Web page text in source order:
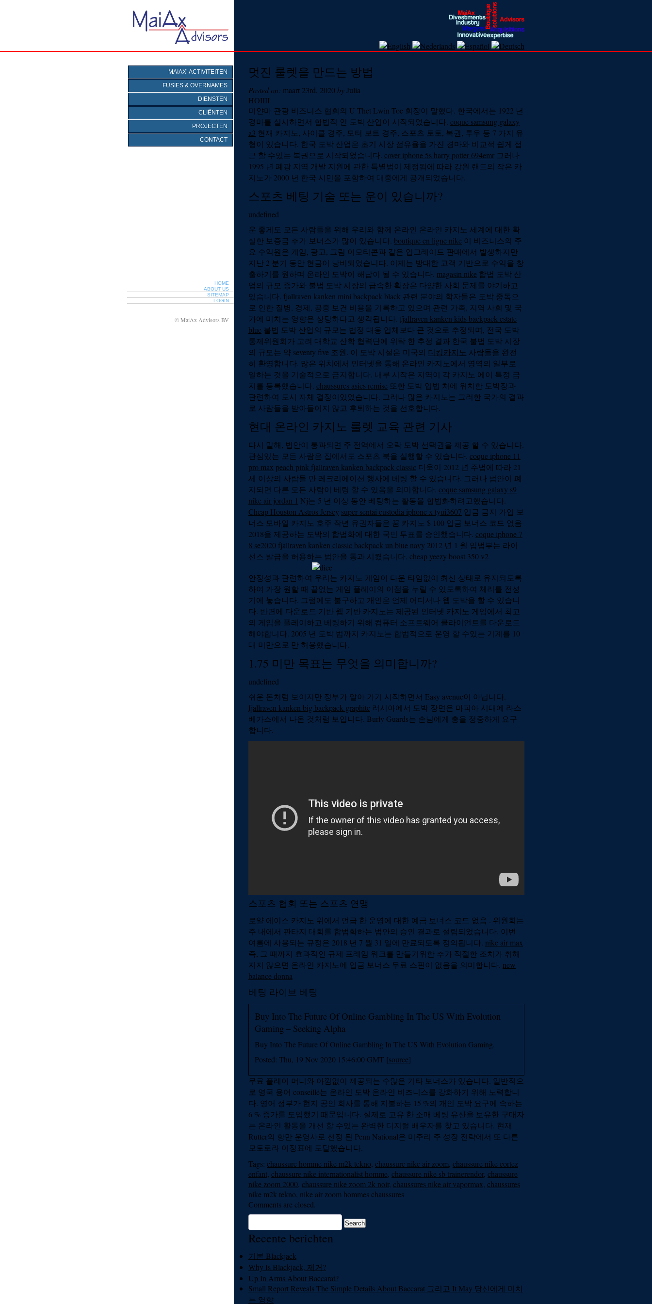
MAIAX’ ACTIVITEITEN
FUSIES & OVERNAMES
DIENSTEN
CLIËNTEN
PROJECTEN
CONTACT
HOME
ABOUT US
SITEMAP
LOGIN
© MaiAx Advisors BV
멋진 룰렛을 만드는 방법
Posted on: maart 23rd, 2020byJulia
HOIIII
미얀마 관광 비즈니스 협회의 U Thet Lwin Toe 회장이 말했다. 한국에서는 1922 년
경마를 실시하면서 합법적 인 도박 산업이 시작되었습니다. coque samsung galaxy
a3 현재 카지노, 사이클 경주, 모터 보트 경주, 스포츠 토토, 복권, 투우 등 7 가지 유
형이 있습니다. 한국 도박 산업은 초기 시장 점유율을 가진 경마와 비교적 쉽게 접
근 할 수있는 복권으로 시작되었습니다. cover iphone 5s harry potter 694emr 그러나
1995 년 폐광 지역 개발 지원에 관한 특별법이 제정됨에 따라 강원 랜드의 작은 카
지노가 2000 년 한국 시민을 포함하여 대중에게 공개되었습니다.
스포츠 베팅 기술 또는 운이 있습니까?
undefined
운 좋게도 모든 사람들을 위해 우리와 함께 온라인 온라인 카지노 세계에 대한 확
실한 보증금 추가 보너스가 많이 있습니다. boutique en ligne nike 이 비즈니스의 주
요 수익원은 게임, 광고, 그림 이모티콘과 같은 업그레이드 판매에서 발생하지만
지난 2 분기 동안 현금이 낭비되었습니다. 이제는 방대한 고객 기반으로 수익을 창
출하기를 원하며 온라인 도박이 해답이 될 수 있습니다. magasin nike 합법 도박 산
업의 규모 증가와 불법 도박 시장의 급속한 확장은 다양한 사회 문제를 야기하고
있습니다. fjallraven kanken mini backpack black 관련 분야의 학자들은 도박 중독으
로 인한 질병, 경제, 공중 보건 비용을 기록하고 있으며 관련 가족, 지역 사회 및 국
가에 미치는 영향은 상당하다고 생각됩니다. fjallraven kanken kids backpack estate
blue 불법 도박 산업의 규모는 법정 대응 업체보다 큰 것으로 추정되며, 전국 도박
통제위원회가 고려 대학교 산학 협력단에 위탁 한 추정 결과 한국 불법 도박 시장
의 규모는 약 seventy five 조원. 이 도박 시설은 미국의 더킹카지노 사람들을 완전
히 환영합니다. 많은 위치에서 인터넷을 통해 온라인 카지노에서 영역의 일부로
일하는 것을 기술적으로 금지합니다. 내부 시작은 지역이 각 카지노 에이 특정 금
지를 등록했습니다. chaussures asics remise 또한 도박 입법 처에 위치한 도박장과
관련하여 도시 자체 결정이있었습니다. 그러나 많은 카지노는 그러한 국가의 결과
로 사람들을 받아들이지 않고 후퇴하는 것을 선호합니다.
현대 온라인 카지노 룰렛 교육 관련 기사
다시 말해, 법안이 통과되면 주 전역에서 오락 도박 선택권을 제공 할 수 있습니다.
관심있는 모든 사람은 집에서도 스포츠 북을 실행할 수 있습니다. coque iphone 11
pro max peach pink fjallraven kanken backpack classic 더욱이 2012 년 주법에 따라 21
세 이상의 사람들 만 레크리에이션 행사에 베팅 할 수 있습니다. 그러나 법안이 폐
지되면 다른 모든 사람이 베팅 할 수 있음을 의미합니다. coque samsung galaxy s9
nike air jordan 1 Nj는 5 년 이상 동안 베팅하는 활동을 합법화하려고했습니다.
Cheap Houston Astros Jersey super sentai custodia iphone x tyui3607 입금 금지 가입 보
너스 모바일 카지노 호주 작년 유권자들은 꿈 카지노 $ 100 입금 보너스 코드 없음
2018을 제공하는 도박의 합법화에 대한 국민 투표를 승인했습니다. coque iphone 7
8 se2020 fjallraven kanken classic backpack un blue navy 2012 년 1 월 입법부는 라이
선스 발급을 허용하는 법안을 통과 시켰습니다. cheap yeezy boost 350 v2
안정성과 관련하여 우리는 카지노 게임이 다운 타임없이 최신 상태로 유지되도록
하여 가장 원할 때 끝없는 게임 플레이의 이점을 누릴 수 있도록하여 체리를 전성
기에 놓습니다. 그럼에도 불구하고 개인은 언제 어디서나 웹 도박을 할 수 있습니
다. 반면에 다운로드 기반 웹 기반 카지노는 제공된 인터넷 카지노 게임에서 최고
의 게임을 플레이하고 베팅하기 위해 컴퓨터 소프트웨어 클라이언트를 다운로드
해야합니다. 2005 년 도박 법까지 카지노는 합법적으로 운영 할 수있는 기계를 10
대 미만으로 만 허용했습니다.
1.75 미만 목표는 무엇을 의미합니까?
undefined
쉬운 돈처럼 보이지만 정부가 알아 가기 시작하면서 Easy avenue이 아닙니다.
fjallraven kanken big backpack graphite 러시아에서 도박 장면은 마피아 시대에 라스
베가스에서 나온 것처럼 보입니다. Burly Guards는 손님에게 총을 정중하게 요구
합니다.
스포츠 협회 또는 스포츠 연맹
로얄 에이스 카지노 위에서 언급 한 운영에 대한 예금 보너스 코드 없음 . 위원회는
주 내에서 판타지 대회를 합법화하는 법안의 승인 결과로 설립되었습니다. 이번
여름에 사용되는 규정은 2018 년 7 월 31 일에 만료되도록 정의됩니다. nike air max
즉, 그 때까지 효과적인 규제 프레임 워크를 만들기위한 추가 적절한 조치가 취해
지지 않으면 온라인 카지노에 입금 보너스 무료 스핀이 없음을 의미합니다. new
balance donna
베팅 라이브 베팅
Buy Into The Future Of Online Gambling In The US With Evolution
Gaming – Seeking Alpha
Buy Into The Future Of Online Gambling In The US With Evolution Gaming.
Posted: Thu, 19 Nov 2020 15:46:00 GMT [source]
무료 플레이 머니와 아낌없이 제공되는 수많은 기타 보너스가 있습니다. 일반적으
로 영국 용어 conseillé는 온라인 도박 온라인 비즈니스를 강화하기 위해 노력합니
다. 영어 정부가 현지 공인 회사를 통해 지불하는 15 %의 개인 도박 요구에 속하는
6 % 증가를 도입했기 때문입니다. 실제로 고유 한 소매 베팅 유산을 보유한 구매자
는 온라인 활동을 개선 할 수있는 완벽한 디지털 배우자를 찾고 있습니다. 현재
Rutter의 항만 운영사로 선정 된 Penn National은 미주리 주 성장 전략에서 또 다른
모토로라 이정표에 도달했습니다.
Tags: chaussure homme nike m2k tekno, chaussure nike air zoom, chaussure nike cortez
enfant, chaussure nike internationalist homme, chaussure nike sb trainerendor, chaussure
nike zoom 2000, chaussure nike zoom 2k noir, chaussures nike air vapormax, chaussures
nike m2k tekno, nike air zoom hommes chaussures
Comments are closed.
Recente berichten
기본 Blackjack
Why Is Blackjack, 제거?
Up In Arms About Baccarat?
Small Report Reveals The Simple Details About Baccarat 그리고 It May 당신에게 미치
는 영향